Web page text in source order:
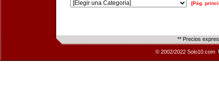
[Pág.
** Precios
© 2002/2022 Solo10.com